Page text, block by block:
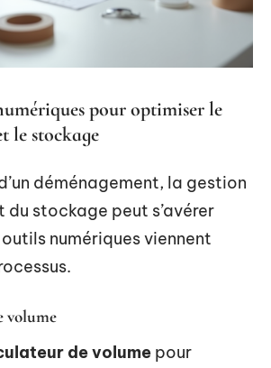
pour optimiser le
le stockage
déménagement, la gestion
stockage peut s’avérer
numériques viennent
volume
de volume pour